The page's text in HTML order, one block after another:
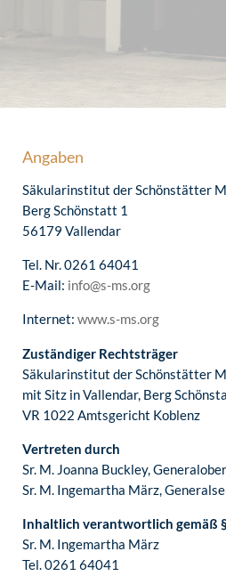
Angaben
Säkularinstitut der Schönstätter
Berg Schönstatt 1
56179 Vallendar
Tel. Nr. 0261 64041
E-Mail: info@s-ms.org
Internet: www.s-ms.org
Zuständiger Rechtsträger
Säkularinstitut der Schönstätter
mit Sitz in Vallendar, Berg
VR 1022 Amtsgericht Koblenz
Vertreten durch
Sr. M. Joanna Buckley,
Sr. M. Ingemartha März,
Inhaltlich verantwortlich gemäß
Sr. M. Ingemartha März
Tel. 0261 64041